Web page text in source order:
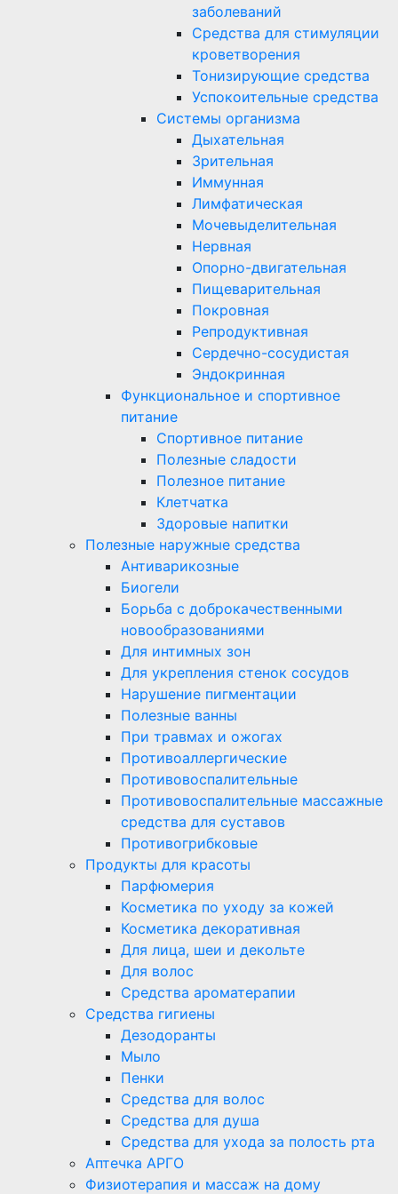
заболеваний
Средства для стимуляции
кроветворения
Тонизирующие средства
Успокоительные средства
Системы организма
Дыхательная
Зрительная
Иммунная
Лимфатическая
Мочевыделительная
Нервная
Опорно-двигательная
Пищеварительная
Покровная
Репродуктивная
Сердечно-сосудистая
Эндокринная
Функциональное и спортивное
питание
Спортивное питание
Полезные сладости
Полезное питание
Клетчатка
Здоровые напитки
Полезные наружные средства
Антиварикозные
Биогели
Борьба с доброкачественными
новообразованиями
Для интимных зон
Для укрепления стенок сосудов
Нарушение пигментации
Полезные ванны
При травмах и ожогах
Противоаллергические
Противовоспалительные
Противовоспалительные массажные
средства для суставов
Противогрибковые
Продукты для красоты
Парфюмерия
Косметика по уходу за кожей
Косметика декоративная
Для лица, шеи и декольте
Для волос
Средства ароматерапии
Средства гигиены
Дезодоранты
Мыло
Пенки
Средства для волос
Средства для душа
Средства для ухода за полость рта
Аптечка АРГО
Физиотерапия и массаж на дому